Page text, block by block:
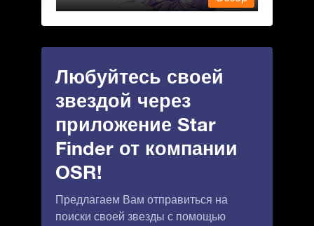
Любуйтесь своей
звездой через
приложение Star
Finder от компании
OSR!
Предлагаем Вам отправиться на
поиски своей звезды с помощью